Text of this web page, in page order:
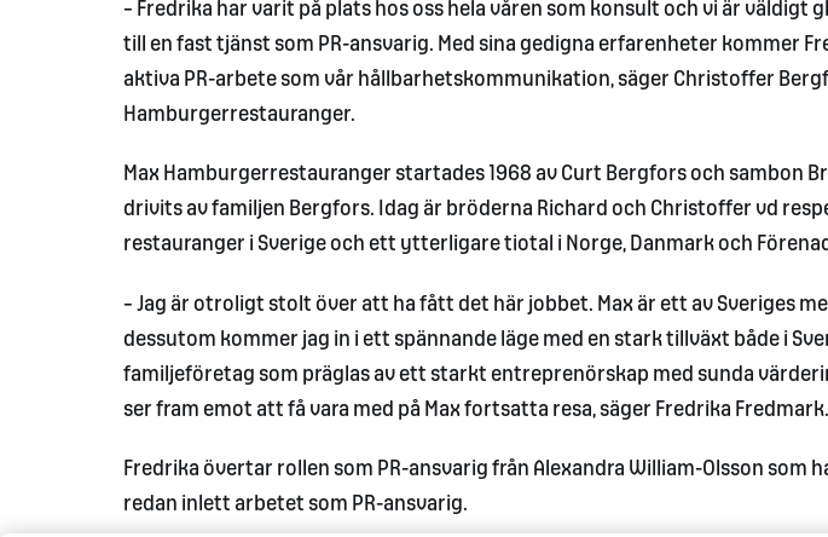
– Fredrika har varit på plats hos oss hela våren som konsult och vi är väldigt
till en fast tjänst som PR-ansvarig. Med sina gedigna erfarenheter kommer
aktiva PR-arbete som vår hållbarhetskommunikation, säger Christoffer
Hamburgerrestauranger.
Max Hamburgerrestauranger startades 1968 av Curt Bergfors och sambon
drivits av familjen Bergfors. Idag är bröderna Richard och Christoffer vd
restauranger i Sverige och ett ytterligare tiotal i Norge, Danmark och
– Jag är otroligt stolt över att ha fått det här jobbet. Max är ett av Sveriges
dessutom kommer jag in i ett spännande läge med en stark tillväxt både i
familjeföretag som präglas av ett starkt entreprenörskap med sunda
ser fram emot att få vara med på Max fortsatta resa, säger Fredrika Fredmark.
Fredrika övertar rollen som PR-ansvarig från Alexandra William-Olsson som
redan inlett arbetet som PR-ansvarig.